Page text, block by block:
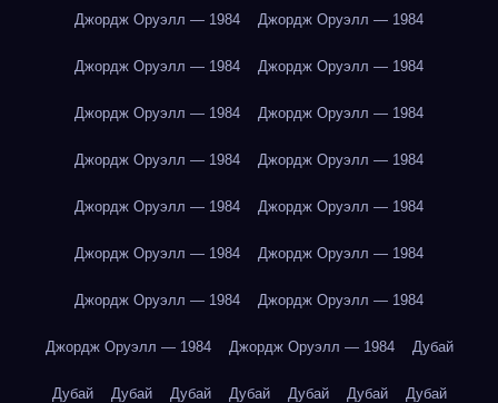
Джордж Оруэлл — 1984 Джордж Оруэлл — 1984
Джордж Оруэлл — 1984 Джордж Оруэлл — 1984
Джордж Оруэлл — 1984 Джордж Оруэлл — 1984
Джордж Оруэлл — 1984 Джордж Оруэлл — 1984
Джордж Оруэлл — 1984 Джордж Оруэлл — 1984
Джордж Оруэлл — 1984 Джордж Оруэлл — 1984
Джордж Оруэлл — 1984 Джордж Оруэлл — 1984
Джордж Оруэлл — 1984 Джордж Оруэлл — 1984 Дубай
Дубай Дубай Дубай Дубай Дубай Дубай Дубай